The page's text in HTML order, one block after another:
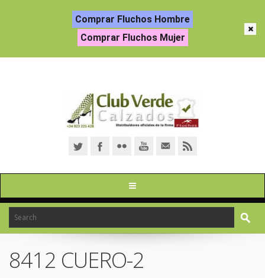
Comprar Fluchos Hombre
Comprar Fluchos Mujer
8412 CUERO-2